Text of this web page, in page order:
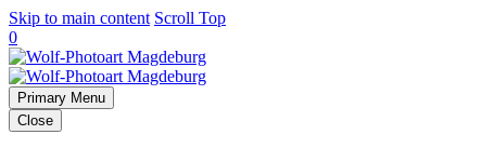
Skip to main content Scroll Top
0
Primary Menu
Close